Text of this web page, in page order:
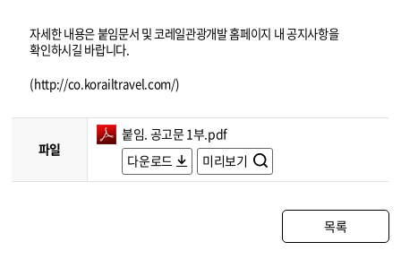
자세한 내용은 붙임문서 및 코레일관광개발 홈페이지 내 공지사항을
확인하시길 바랍니다.
(http://co.korailtravel.com/)
파일
붙임. 공고문 1부.pdf
다운로드
미리보기
목록